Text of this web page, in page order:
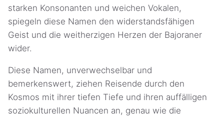
starken Konsonanten und weichen Vokalen,
spiegeln diese Namen den widerstandsfähigen
Geist und die weitherzigen Herzen der Bajoraner
wider.
Diese Namen, unverwechselbar und
bemerkenswert, ziehen Reisende durch den
Kosmos mit ihrer tiefen Tiefe und ihren auffälligen
soziokulturellen Nuancen an, genau wie die